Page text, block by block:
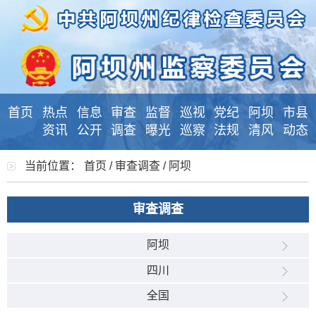
首页
热点
资讯
信息
公开
审查
调查
监督
曝光
巡视
巡察
党纪
法规
阿坝
清风
市县
动态
当前位置： 首页 / 审查调查 / 阿坝
审查调查
阿坝
四川
全国